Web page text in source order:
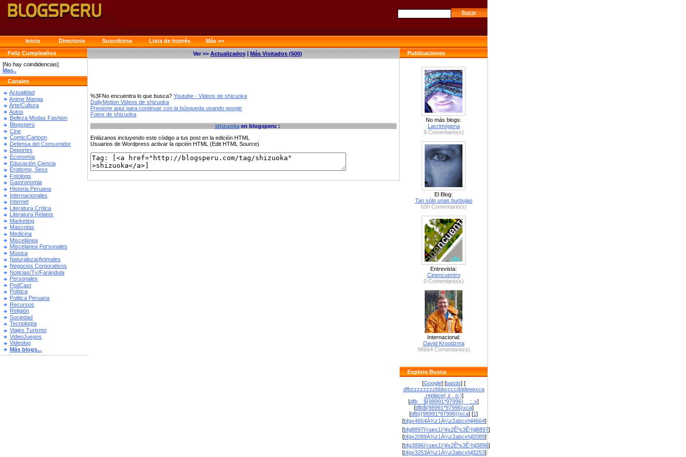
Inicio Directorio Suscribirse Lista de Interés
Más >>
Feliz Cumpleaños
[No hay coindidencias]
Mas..
Canales
Actualidad
Anime Manga
Arte/Cultura
Autos
Belleza Modas Fashion
Blogsperú
Cine
Comic/Cartoon
Defensa del Consumidor
Deportes
Economía
Educación Ciencia
Erotismo, Sexo
Fotologs
Gastronomia
Historia Peruana
Internacionales
Internet
Literatura Crítica
Literatura Relatos
Marketing
Mascotas
Medicina
Miscelánea
Miscelanea Personales
Música
Naturaleza/Animales
Negocios Corporativos
Noticias/Tv/Farándula
Personales
PodCast
Política
Politica Peruana
Recursos
Religión
Sociedad
Tecnología
Viajes Turismo
VideoJuegos
Videolog
Más blogs...
Publicaciones
No más blogs:
Lacrimógena
9 Comentario(s)
El Blog:
Tan sólo unas burbujas
630 Comentario(s)
Entrevista:
Cinencuentro
0 Comentario(s)
Internacional:
David Kroodzma
98664 Comentario(s)
Explora Busca
[Google] [pastis] [
dfbzzzzzzzzbbbccccdddeeexca
.replace( z , o )]
[dfb__${98991*97996}__::.x]
[dfb${98991*97996}xca]
[dfb{{98991*97996}}xca] [1]
[bfgx4664À¾z1À¼z2abcxhjl4664]
[bfg8897ï¼œs1ï¹¥s2Êºs3Ê¹hjl8897]
[bfgx2089À¾z1À¼z2abcxhjl2089]
[bfg3896ï¼œs1ï¹¥s2Êºs3Ê¹hjl3896]
[bfgx3253À¾z1À¼z2abcxhjl3253]
Ver >> Actualizados| Más Visitados (500)
%3FNo encuentra lo que busca? Youtube - Videos de shizuoka
DailyMotion Videos de shizuoka
Presione aquí para continuar con la búsqueda usando google
Fotos de shizuoka
shizuokaen blogsperu :
Enlázanos incluyendo este código a tus post en la edición HTML
Usuarios de Wordpress activar la opción HTML (Edit HTML Source)